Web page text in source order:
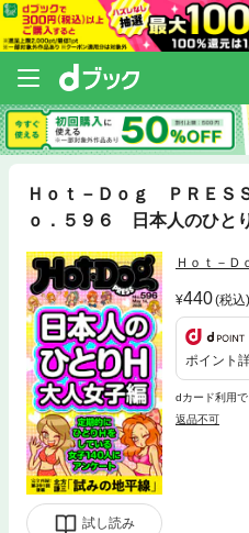
Ｈｏｔ－Ｄｏｇ ＰＲＥＳ
ｏ．５９６ 日本人のひと
試し読み
Ｈｏｔ－
440(税込)
ポイント
dカード利用
返品不可